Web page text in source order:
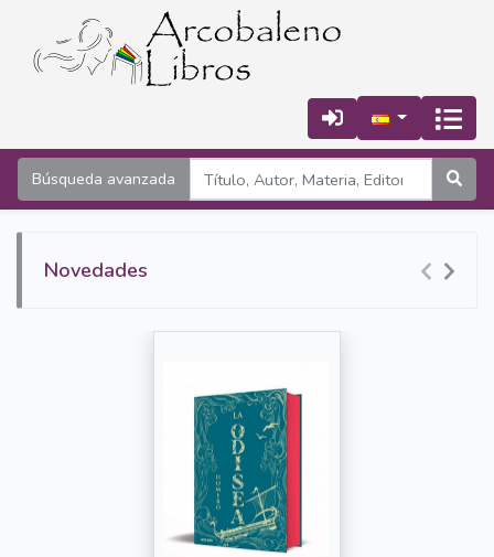
Búsqueda avanzada
Novedades